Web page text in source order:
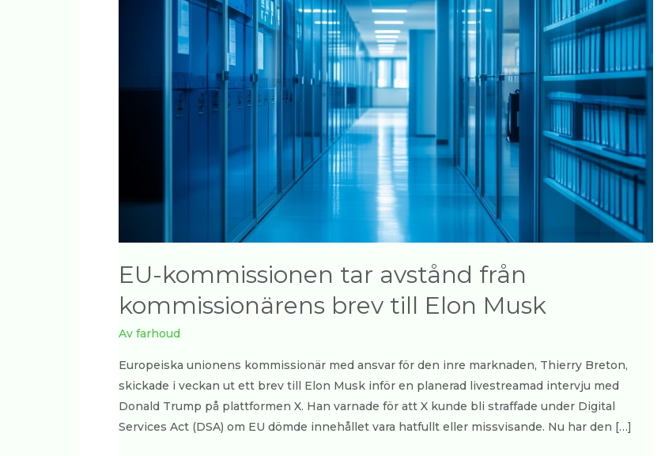
EU-kommissionen tar avstånd från
kommissionärens brev till Elon Musk
Av farhoud
Europeiska unionens kommissionär med ansvar för den inre marknaden, Thierry Breton,
skickade i veckan ut ett brev till Elon Musk inför en planerad livestreamad intervju med
Donald Trump på plattformen X. Han varnade för att X kunde bli straffade under Digital
Services Act (DSA) om EU dömde innehållet vara hatfullt eller missvisande. Nu har den […]
kommissionärens